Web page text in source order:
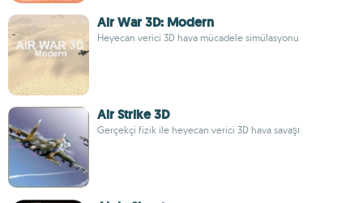
Air War 3D: Modern
Heyecan verici 3D hava mücadele simülasyonu
Air Strike 3D
Gerçekçi fizik ile heyecan verici 3D hava savaşı